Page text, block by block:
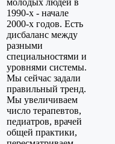
молодых людей в
1990-х - начале
2000-х годов. Есть
дисбаланс между
разными
специальностями и
уровнями системы.
Мы сейчас задали
правильный тренд.
Мы увеличиваем
число терапевтов,
педиатров, врачей
общей практики,